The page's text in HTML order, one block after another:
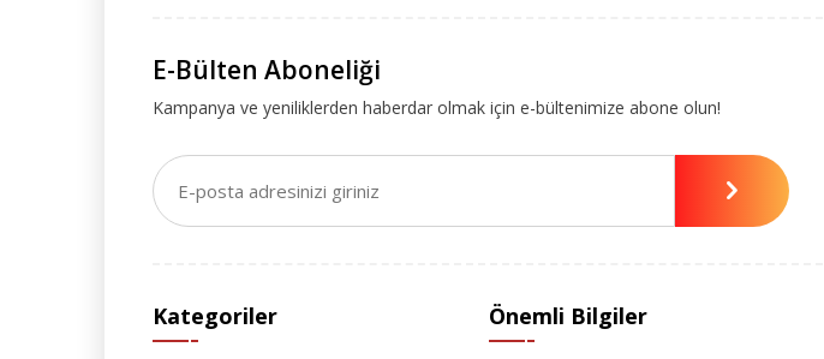
E-Bülten Aboneliği
Kampanya ve yeniliklerden haberdar olmak için e-bültenimize abone olun!
Kategoriler Önemli Bilgiler